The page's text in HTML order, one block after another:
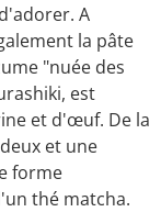
A
la pâte
"nuée des
est
et d'œuf. De la
et une
forme
thé matcha.